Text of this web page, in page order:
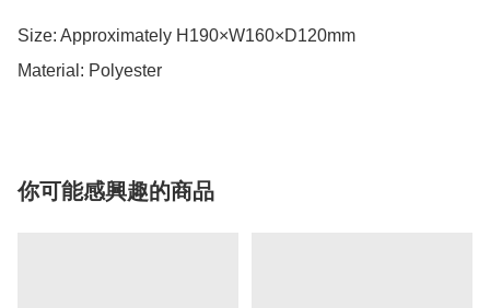
Size: Approximately H190×W160×D120mm
Material: Polyester
你可能感興趣的商品